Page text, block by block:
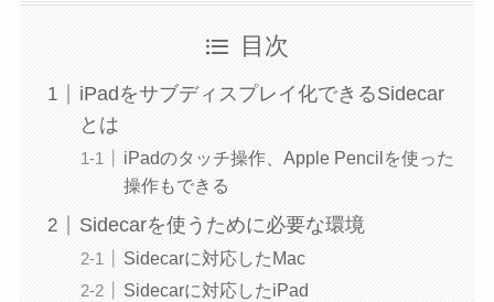
目次
iPadをサブディスプレイ化できるSidecar
とは
iPadのタッチ操作、Apple Pencilを使った
操作もできる
Sidecarを使うために必要な環境
Sidecarに対応したMac
Sidecarに対応したiPad